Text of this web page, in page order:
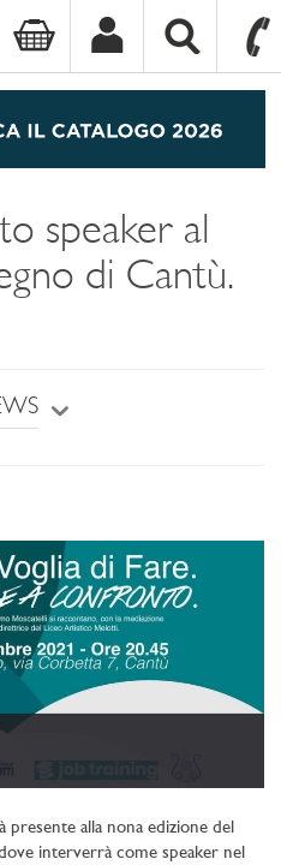
speaker al
di Cantù.
presente alla nona edizione del
interverrà come speaker nel